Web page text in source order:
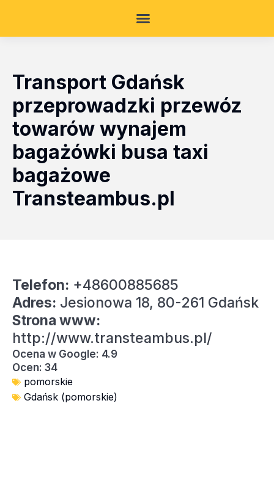
Transport Gdańsk
przeprowadzki przewóz
towarów wynajem
bagażówki busa taxi
bagażowe
Transteambus.pl
Telefon: +48600885685
Adres: Jesionowa 18, 80-261 Gdańsk
Strona www:
http://www.transteambus.pl/
Ocena w Google: 4.9
Ocen: 34
pomorskie
Gdańsk (pomorskie)